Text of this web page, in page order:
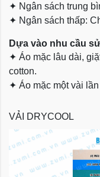
✦ Ngân sách trung
✦ Ngân sách thấp:
Dựa vào nhu cầu
✦ Áo mặc lâu dài,
cotton.
✦ Áo mặc một vài
VẢI DRYCOOL